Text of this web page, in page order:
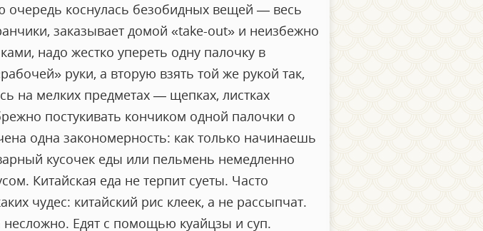
очередь коснулась безобидных вещей — весь
заказывает домой «take-out» и неизбежно
надо жестко упереть одну палочку в
руки, а вторую взять той же рукой так,
на мелких предметах — щепках, листках
постукивать кончиком одной палочки о
одна закономерность: как только начинаешь
кусочек еды или пельмень немедленно
Китайская еда не терпит суеты. Часто
чудес: китайский рис клеек, а не рассыпчат.
Едят с помощью куайцзы и суп.